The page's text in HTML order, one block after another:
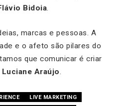
Bidoia.
marcas e pessoas. A
e o afeto são pilares do
que comunicar é criar
Luciane Araújo.
LIVE MARKETING